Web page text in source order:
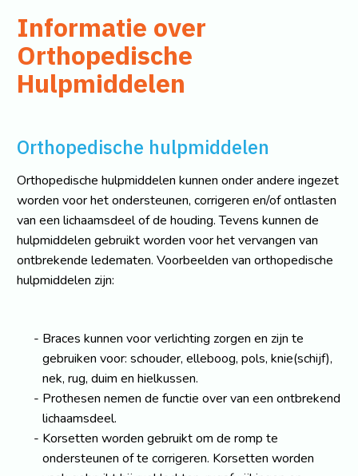
Informatie over
Orthopedische
Hulpmiddelen
Orthopedische hulpmiddelen
Orthopedische hulpmiddelen kunnen onder andere ingezet
worden voor het ondersteunen, corrigeren en/of ontlasten
van een lichaamsdeel of de houding. Tevens kunnen de
hulpmiddelen gebruikt worden voor het vervangen van
ontbrekende ledematen. Voorbeelden van orthopedische
hulpmiddelen zijn:
Braces kunnen voor verlichting zorgen en zijn te
gebruiken voor: schouder, elleboog, pols, knie(schijf),
nek, rug, duim en hielkussen.
Prothesen nemen de functie over van een ontbrekend
lichaamsdeel.
Korsetten worden gebruikt om de romp te
ondersteunen of te corrigeren. Korsetten worden